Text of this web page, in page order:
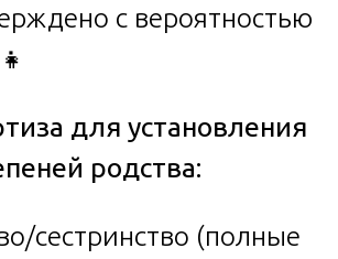
с вероятностью
для установления
родства:
сестринство (полные